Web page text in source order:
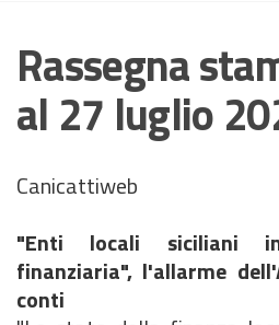
Rassegna
al 27 luglio
Canicattiweb
"Enti locali siciliani
finanziaria", l'allarme
conti